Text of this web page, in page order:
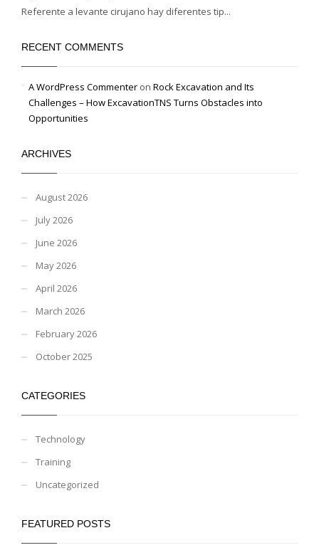
Referente a levante cirujano hay diferentes tip...
RECENT COMMENTS
A WordPress Commenter on Rock Excavation and Its
Challenges – How ExcavationTNS Turns Obstacles into
Opportunities
ARCHIVES
August 2026
July 2026
June 2026
May 2026
April 2026
March 2026
February 2026
October 2025
CATEGORIES
Technology
Training
Uncategorized
FEATURED POSTS